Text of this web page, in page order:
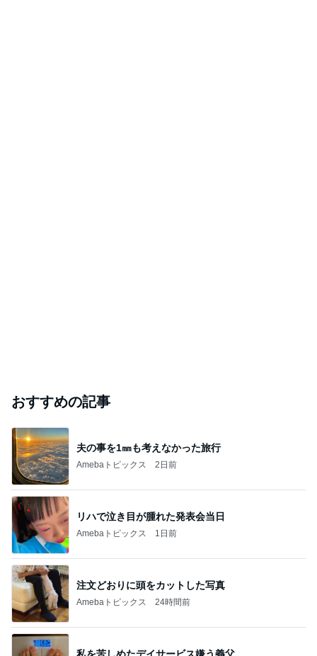
おすすめの記事
夫の事を1㎜も考えなかった旅行
Amebaトピックス 2日前
リハで泣き目が腫れた発表会当日
Amebaトピックス 1日前
注文どおりに頭をカットした写真
Amebaトピックス 24時間前
私を苦しめたデイサービス嫌う義父